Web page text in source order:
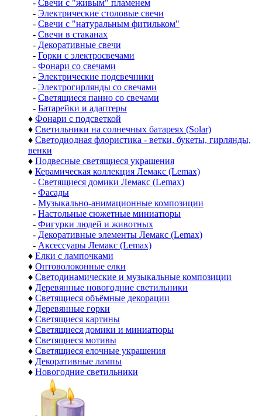
- Свечи с "живым" пламенем
- Электрические столовые свечи
- Свечи с "натуральным фитильком"
- Свечи в стаканах
- Декоративные свечи
- Горки с электросвечами
- Фонари со свечами
- Электрические подсвечники
- Электрогирлянды со свечами
- Светящиеся панно со свечами
- Батарейки и адаптеры
♦ Фонари с подсветкой
♦ Светильники на солнечных батареях (Solar)
♦ Светодиодная флористика - ветки, букеты, гирлянды,
венки
♦ Подвесные светящиеся украшения
♦ Керамическая коллекция Лемакс (Lemax)
- Светящиеся домики Лемакс (Lemax)
- Фасады
- Музыкально-анимационные композиции
- Настольные сюжетные миниатюры
- Фигурки людей и животных
- Декоративные элементы Лемакс (Lemax)
- Аксессуары Лемакс (Lemax)
♦ Елки с лампочками
♦ Оптоволоконные елки
♦ Светодинамические и музыкальные композиции
♦ Деревянные новогодние светильники
♦ Светящиеся объёмные декорации
♦ Деревянные горки
♦ Светящиеся картины
♦ Светящиеся домики и миниатюры
♦ Светящиеся мотивы
♦ Светящиеся елочные украшения
♦ Декоративные лампы
♦ Новогодние светильники